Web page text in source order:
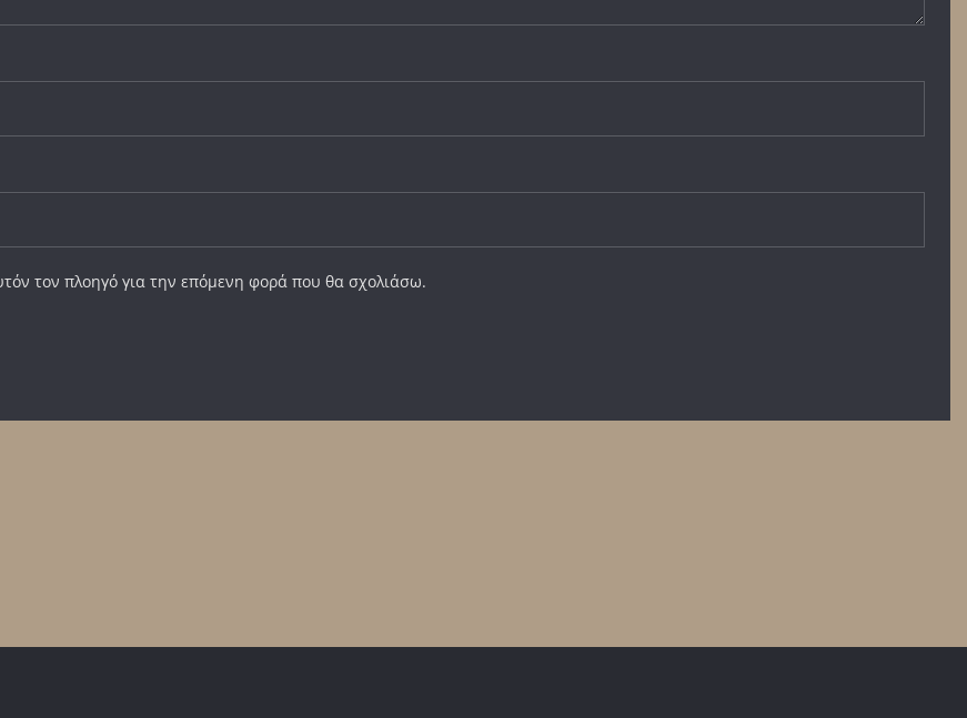
τον πλοηγό για την επόμενη φορά που θα σχολιάσω.